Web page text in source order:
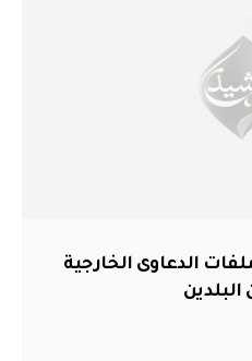
الدعاوى الخارجية
البلدين